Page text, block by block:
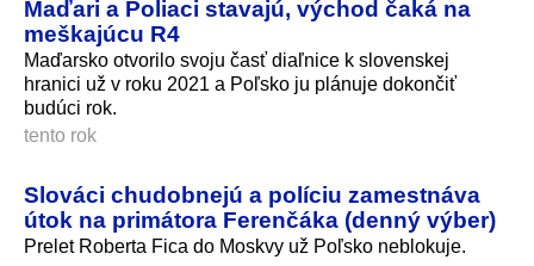
Maďari a Poliaci stavajú, východ čaká na
meškajúcu R4
Maďarsko otvorilo svoju časť diaľnice k slovenskej
hranici už v roku 2021 a Poľsko ju plánuje dokončiť
budúci rok.
tento rok
Slováci chudobnejú a políciu zamestnáva
útok na primátora Ferenčáka (denný výber)
Prelet Roberta Fica do Moskvy už Poľsko neblokuje.